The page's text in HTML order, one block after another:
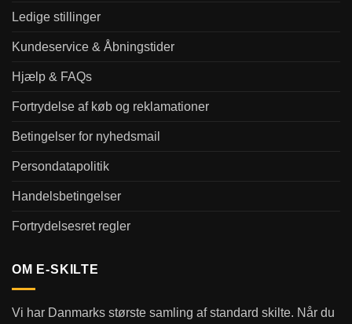
Ledige stillinger
Kundeservice & Åbningstider
Hjælp & FAQs
Fortrydelse af køb og reklamationer
Betingelser for nyhedsmail
Persondatapolitik
Handelsbetingelser
Fortrydelsesret regler
OM E-SKILTE
Vi har Danmarks største samling af standard skilte. Når du